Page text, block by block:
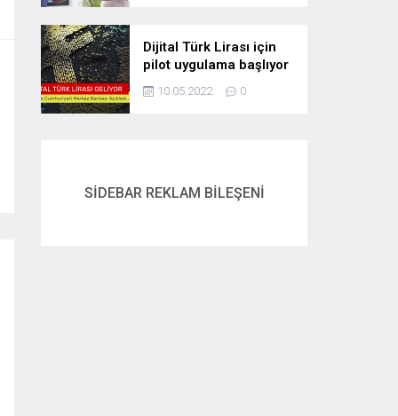
Dijital Türk Lirası için
pilot uygulama başlıyor
10.05.2022 0
SİDEBAR REKLAM BİLEŞENİ